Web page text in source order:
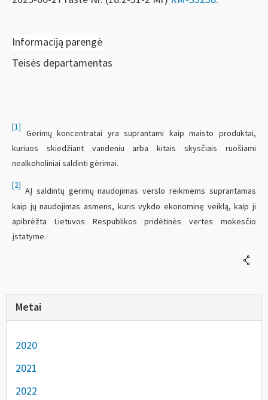
Informaciją parengė
Teisės departamentas
[1]
Gėrimų koncentratai yra suprantami kaip maisto produktai,
kuriuos skiedžiant vandeniu arba kitais skysčiais ruošiami
nealkoholiniai saldinti gėrimai.
[2]
AĮ saldintų gėrimų naudojimas verslo reikmėms suprantamas
kaip jų naudojimas asmens, kuris vykdo ekonominę veiklą, kaip ji
apibrėžta Lietuvos Respublikos pridėtinės vertės mokesčio
įstatyme.
Metai
2020
2021
2022